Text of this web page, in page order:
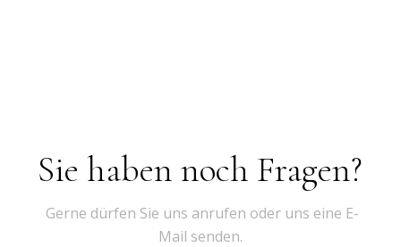
Sie haben noch Fragen?
Gerne dürfen Sie uns anrufen oder uns eine E-
Mail senden.